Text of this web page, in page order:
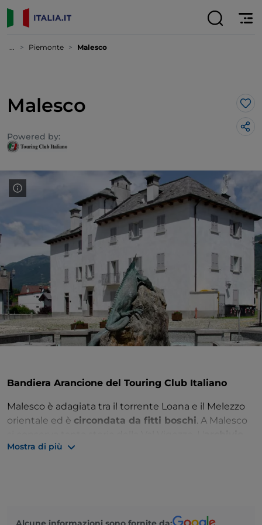
... Piemonte Malesco
Malesco
Powered by:
Bandiera Arancione del Touring Club Italiano
Malesco è adagiata tra il torrente Loana e il Melezzo
orientale ed è ​ circondata da fitti boschi​. A Malesco
comunale​ conserva importanti pergamene (XIII-XIV
Mostra di più